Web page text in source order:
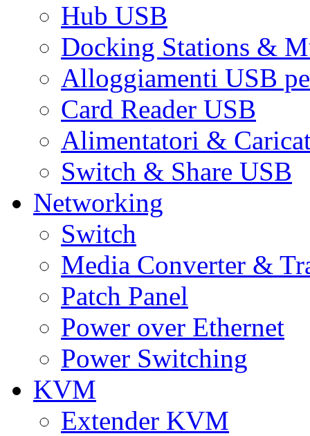
Hub USB
Docking Stations &
Alloggiamenti USB
Card Reader USB
Alimentatori &
Switch & Share USB
Networking
Switch
Media Converter &
Patch Panel
Power over Ethernet
Power Switching
KVM
Extender KVM